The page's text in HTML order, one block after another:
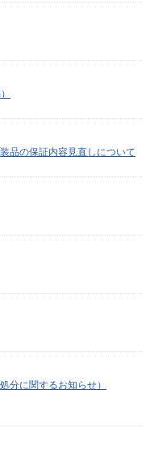
品の保証内容見直しについて
分に関するお知らせ）